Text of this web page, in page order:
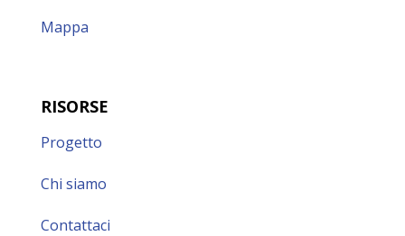
Mappa
RISORSE
Progetto
Chi siamo
Contattaci